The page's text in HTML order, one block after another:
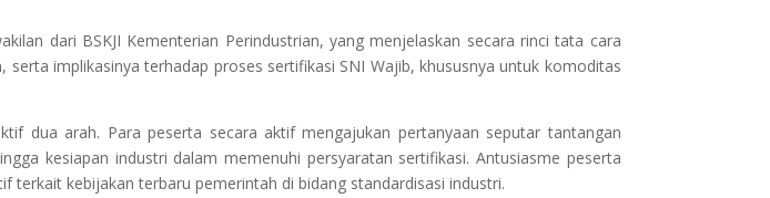
dari BSKJI Kementerian Perindustrian, yang menjelaskan secara rinci tata cara
implikasinya terhadap proses sertifikasi SNI Wajib, khususnya untuk komoditas
dua arah. Para peserta secara aktif mengajukan pertanyaan seputar tantangan
kesiapan industri dalam memenuhi persyaratan sertifikasi. Antusiasme peserta
terkait kebijakan terbaru pemerintah di bidang standardisasi industri.